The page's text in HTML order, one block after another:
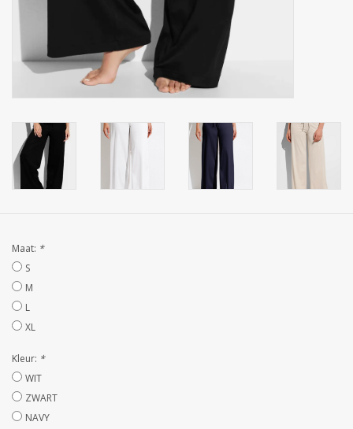
Stof per meter
GESCHENK ARTIKELEN
STRANDLINNEN
Jacht en Zeilboten ,
handdoeken
Huis en nacht kledij (
Merken
Maat: *
S
M
L
XL
Kleur: *
WIT
ZWART
NAVY